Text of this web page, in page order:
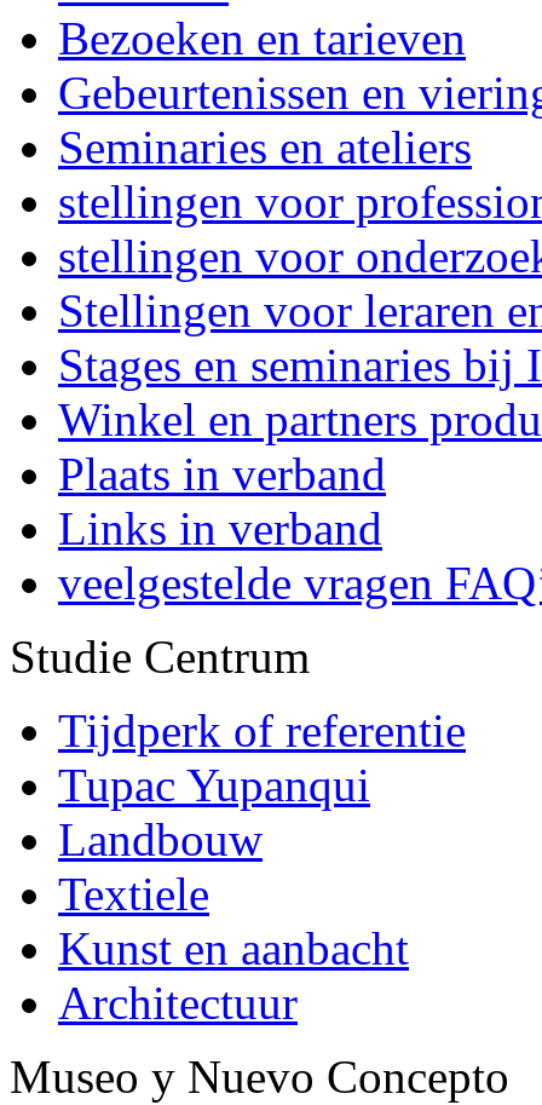
Bezoeken en tarieven
Gebeurtenissen en
Seminaries en ateliers
stellingen voor
stellingen voor
Stellingen voor leraren
Stages en seminaries
Winkel en partners
Plaats in verband
Links in verband
veelgestelde vragen
Studie Centrum
Tijdperk of referentie
Tupac Yupanqui
Landbouw
Textiele
Kunst en aanbacht
Architectuur
Museo y Nuevo Concepto